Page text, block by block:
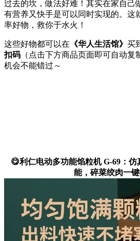
过去的坎，做法好难！其实在家自己
有营养又快手是可以同时实现的。这
率好物，救你于水火！
这些好物都可以在 《华人生活馆》 买
扣码 （点击下方商品页面即可自动
机会不能错过～
😋利仁电动多功能馅粒机 G-69：
能，碎菜绞肉一